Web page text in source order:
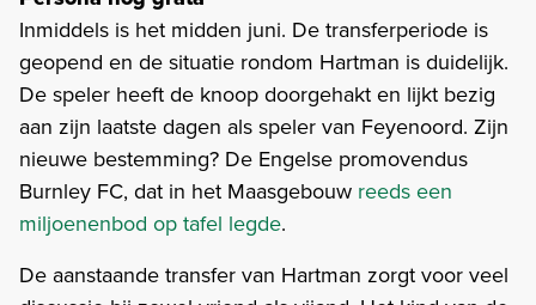
Inmiddels is het midden juni. De transferperiode is
geopend en de situatie rondom Hartman is duidelijk.
De speler heeft de knoop doorgehakt en lijkt bezig
aan zijn laatste dagen als speler van Feyenoord. Zijn
nieuwe bestemming? De Engelse promovendus
Burnley FC, dat in het Maasgebouw reeds een
miljoenenbod op tafel legde.
De aanstaande transfer van Hartman zorgt voor veel